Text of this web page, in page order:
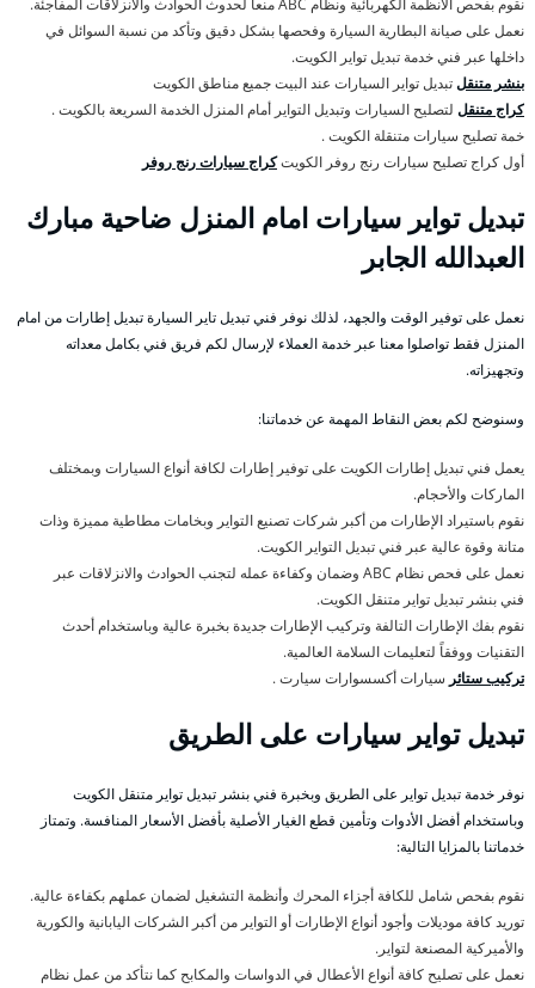
نعمل على صيانة البطارية السيارة وفحصها بشكل دقيق وتأكد من نسبة السوائل في
داخلها عبر فني خدمة تبديل تواير الكويت.
بنشر متنقلتبديل تواير السيارات عند البيت جميع مناطق الكويت
كراج متنقل لتصليح السيارات وتبديل التواير أمام المنزل الخدمة السريعة بالكويت .
خمة تصليح سيارات متنقلة الكويت .
أول كراج تصليح سيارات رنج روفر الكويتكراج سيارات رنج روفر
تبديل تواير سيارات امام المنزل ضاحية مبارك
العبدالله الجابر
نعمل على توفير الوقت والجهد، لذلك نوفر فني تبديل تاير السيارة تبديل إطارات من امام
المنزل فقط تواصلوا معنا عبر خدمة العملاء لإرسال لكم فريق فني بكامل معداته
وتجهيزاته.
وسنوضح لكم بعض النقاط المهمة عن خدماتنا:
يعمل فني تبديل إطارات الكويت على توفير إطارات لكافة أنواع السيارات وبمختلف
الماركات والأحجام.
نقوم باستيراد الإطارات من أكبر شركات تصنيع التواير وبخامات مطاطية مميزة وذات
متانة وقوة عالية عبر فني تبديل التواير الكويت.
نعمل على فحص نظام ABC وضمان وكفاءة عمله لتجنب الحوادث والانزلاقات عبر
فني بنشر تبديل تواير متنقل الكويت.
نقوم بفك الإطارات التالفة وتركيب الإطارات جديدة بخبرة عالية وباستخدام أحدث
التقنيات ووفقاً لتعليمات السلامة العالمية.
تركيب ستائر سيارات أكسسوارات سيارت .
تبديل تواير سيارات على الطريق
نوفر خدمة تبديل تواير على الطريق وبخبرة فني بنشر تبديل تواير متنقل الكويت
وباستخدام أفضل الأدوات وتأمين قطع الغيار الأصلية بأفضل الأسعار المنافسة. وتمتاز
خدماتنا بالمزايا التالية:
نقوم بفحص شامل للكافة أجزاء المحرك وأنظمة التشغيل لضمان عملهم بكفاءة عالية.
توريد كافة موديلات وأجود أنواع الإطارات أو التواير من أكبر الشركات اليابانية والكورية
والأميركية المصنعة لتواير.
نعمل على تصليح كافة أنواع الأعطال في الدواسات والمكابح كما نتأكد من عمل نظام